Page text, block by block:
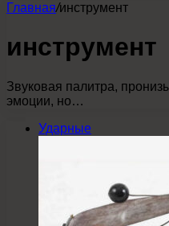
Главная/инструмент
инструмент
Звуковая палитра,
эмоции, но…
Ударные